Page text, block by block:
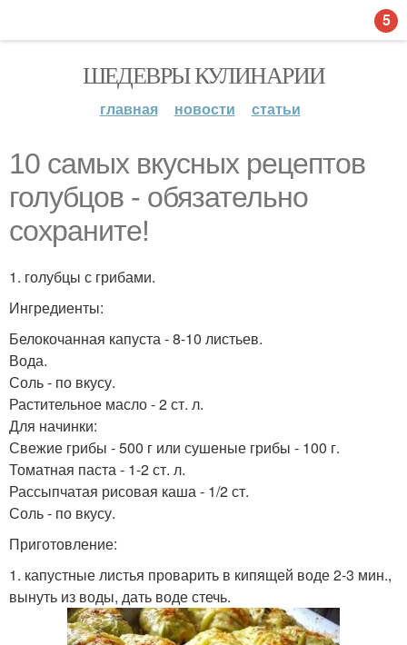
ШЕДЕВРЫ КУЛИНАРИИ
главная новости статьи
10 самых вкусных рецептов
голубцов - обязательно
сохраните!
1. голубцы с грибами.
Ингредиенты:
Белокочанная капуста - 8-10 листьев.
Вода.
Соль - по вкусу.
Растительное масло - 2 ст. л.
Для начинки:
Свежие грибы - 500 г или сушеные грибы - 100 г.
Томатная паста - 1-2 ст. л.
Рассыпчатая рисовая каша - 1/2 ст.
Соль - по вкусу.
Приготовление:
1. капустные листья проварить в кипящей воде 2-3 мин.,
вынуть из воды, дать воде стечь.
5